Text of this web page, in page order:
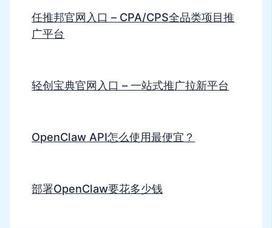
任推邦官网入口 – CPA/CPS全品类项目推
广平台
轻创宝典官网入口 – 一站式推广拉新平台
OpenClaw API怎么使用最便宜？
部署OpenClaw要花多少钱